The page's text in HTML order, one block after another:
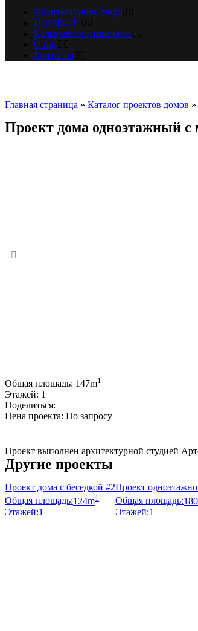
Архитектурное бюро
Портфолио
Калькулятор стоимости
О нас
Контакты
Главная страница » Каталог проектов домов »
Проект дома одноэтажный с
Общая площадь: 147m1
Этажей: 1
Поделиться:
Цена проекта: По запросу
Проект выполнен архитектурной студией
Другие проекты
Проект дома с беседкой #2
Общая площадь:124m1
Этажей:1
Проект
Общая площадь:180
Этажей:1